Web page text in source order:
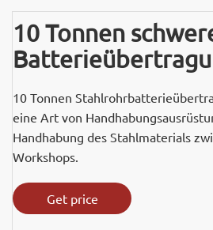
10 Tonnen
10 Tonnen
eine Art von
Handhabung des Stahlmaterials
Workshops.
Get price